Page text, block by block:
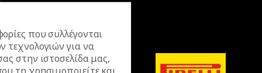
που συλλέγονται
τεχνολογιών για να
στην ιστοσελίδα μας,
τη χρησιμοποιείτε και